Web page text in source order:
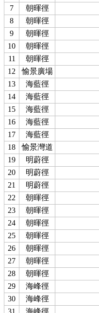
7
朝暉徑
8
朝暉徑
9
朝暉徑
10
朝暉徑
11
朝暉徑
12
愉景廣場
13
海藍徑
14
海藍徑
15
海藍徑
16
海藍徑
17
海藍徑
18
愉景灣道
19
明蔚徑
20
明蔚徑
21
明蔚徑
22
朝暉徑
23
朝暉徑
24
朝暉徑
25
朝暉徑
26
朝暉徑
27
朝暉徑
28
朝暉徑
29
海峰徑
30
海峰徑
31
海峰徑